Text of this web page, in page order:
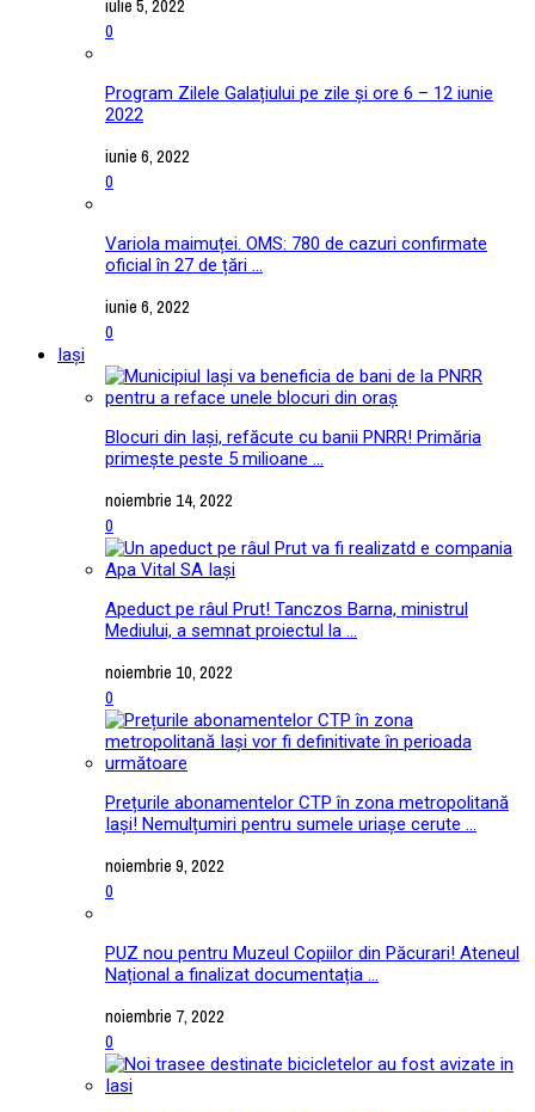
0
Program Zilele Galațiului pe zile și ore 6 – 12 iunie
2022
iunie 6, 2022
0
Variola maimuței. OMS: 780 de cazuri confirmate
oficial în 27 de țări ...
iunie 6, 2022
0
Iași
Blocuri din Iași, refăcute cu banii PNRR! Primăria
primește peste 5 milioane ...
noiembrie 14, 2022
0
Apeduct pe râul Prut! Tanczos Barna, ministrul
Mediului, a semnat proiectul la ...
noiembrie 10, 2022
0
Prețurile abonamentelor CTP în zona metropolitană
Iași! Nemulțumiri pentru sumele uriașe cerute ...
noiembrie 9, 2022
0
PUZ nou pentru Muzeul Copiilor din Păcurari! Ateneul
Național a finalizat documentația ...
noiembrie 7, 2022
0